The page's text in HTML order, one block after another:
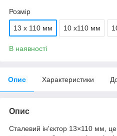
Розмір
13 х 110 мм 10 х110 мм
В наявності
Опис Характеристики
Опис
Сталевий ін'єктор 13×110 мм, це